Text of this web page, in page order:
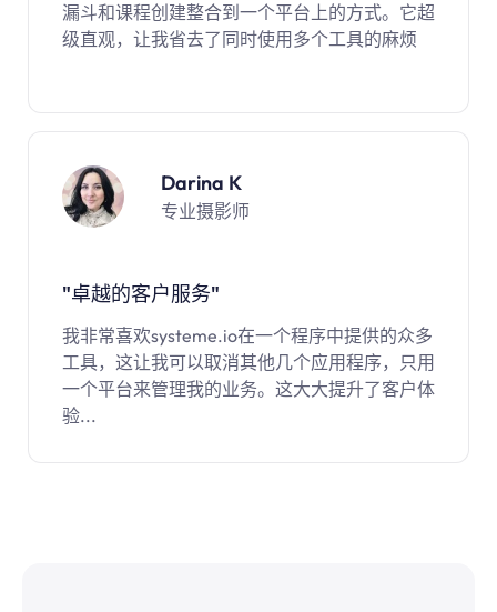
漏斗和课程创建整合到一个平台上的方式。它超
级直观，让我省去了同时使用多个工具的麻烦
Darina K
专业摄影师
"卓越的客户服务"
我非常喜欢systeme.io在一个程序中提供的众多
工具，这让我可以取消其他几个应用程序，只用
一个平台来管理我的业务。这大大提升了客户体
验...